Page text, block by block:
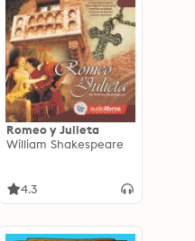
Romeo y Julieta
William Shakespeare
4.3